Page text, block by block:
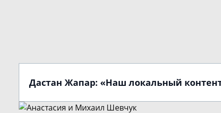
Дастан Жапар: «Наш локальный